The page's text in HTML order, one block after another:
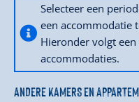
Selecteer een
een accommodatie
Hieronder volgt
accommodaties.
ANDERE KAMERS EN